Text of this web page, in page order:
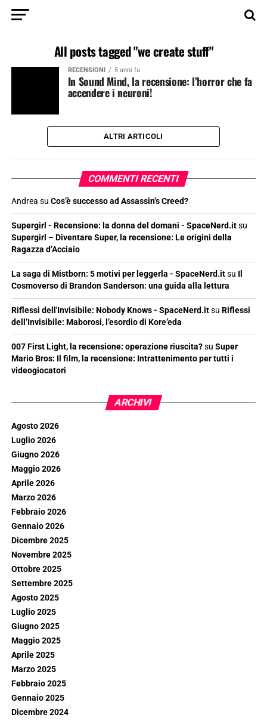
All posts tagged "we create stuff"
RECENSIONI 5 anni fa
In Sound Mind, la recensione: l’horror che fa
accendere i neuroni!
ALTRI ARTICOLI
COMMENTI RECENTI
Andrea su Cos’è successo ad Assassin’s Creed?
Supergirl - Recensione: la donna del domani - SpaceNerd.itsu
Supergirl – Diventare Super, la recensione: Le origini della
Ragazza d’Acciaio
La saga di Mistborn: 5 motivi per leggerla - SpaceNerd.itsu Il
Cosmoverso di Brandon Sanderson: una guida alla lettura
Riflessi dell'Invisibile: Nobody Knows - SpaceNerd.itsu Riflessi
dell’Invisibile: Maborosi, l’esordio di Kore’eda
007 First Light, la recensione: operazione riuscita?su Super
Mario Bros: Il film, la recensione: Intrattenimento per tutti i
videogiocatori
ARCHIVI
Agosto 2026
Luglio 2026
Giugno 2026
Maggio 2026
Aprile 2026
Marzo 2026
Febbraio 2026
Gennaio 2026
Dicembre 2025
Novembre 2025
Ottobre 2025
Settembre 2025
Agosto 2025
Luglio 2025
Giugno 2025
Maggio 2025
Aprile 2025
Marzo 2025
Febbraio 2025
Gennaio 2025
Dicembre 2024